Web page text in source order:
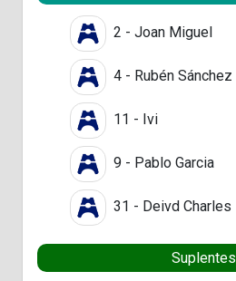
2 - Joan Miguel
4 - Rubén Sánchez
11 - Ivi
9 - Pablo Garcia
31 - Deivd Charles
Suplentes